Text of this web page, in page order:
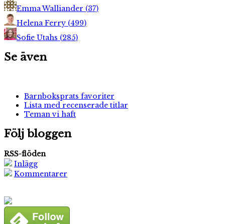
Emma Walliander (37)
Helena Ferry (499)
Sofie Utahs (285)
Se även
Barnboksprats favoriter
Lista med recenserade titlar
Teman vi haft
Följ bloggen
RSS-flöden
Inlägg
Kommentarer